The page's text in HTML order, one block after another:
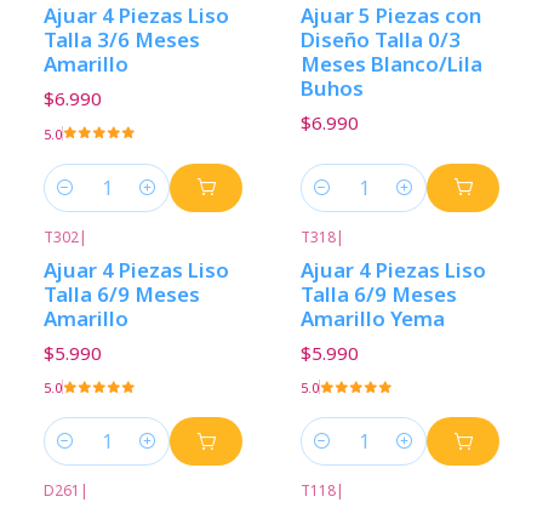
Ajuar 4 Piezas Liso
Talla 3/6 Meses
Amarillo
$6.990
5.0
Cantidad
Ajuar 5 Piezas con
Diseño Talla 0/3
Meses Blanco/Lila
Buhos
$6.990
Cantidad
T302|
Ajuar 4 Piezas Liso
Talla 6/9 Meses
Amarillo
$5.990
5.0
Cantidad
T318|
Ajuar 4 Piezas Liso
Talla 6/9 Meses
Amarillo Yema
$5.990
5.0
Cantidad
D261 | T118|